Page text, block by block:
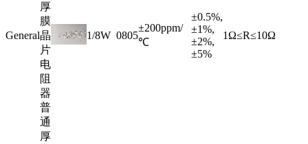
General
厚
膜
晶
片
电
阻
器
1/8W 0805
±200ppm/
℃
±0.5%,
±1%,
±2%,
±5%
1Ω≤R≤10Ω
普
通
厚